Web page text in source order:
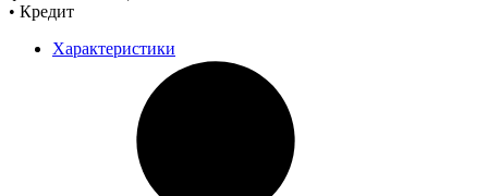
• Кредит
Характеристики